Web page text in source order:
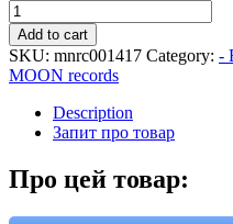
Add to cart
SKU: mnrc001417 Category: -
MOON records
Description
Запит про товар
Про цей товар: